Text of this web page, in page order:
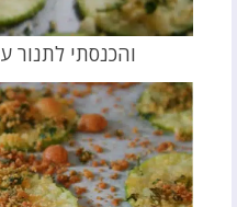
והכנסתי